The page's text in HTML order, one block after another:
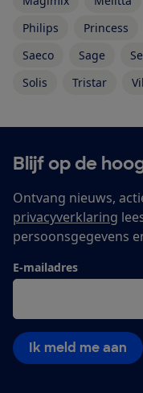
Philips
Princess
Saeco
Sage
Solis
Tristar
Blijf op de
Ontvang nieuws,
privacyverklaring
persoonsgegevens
E-mailadres
Ik meld me aan